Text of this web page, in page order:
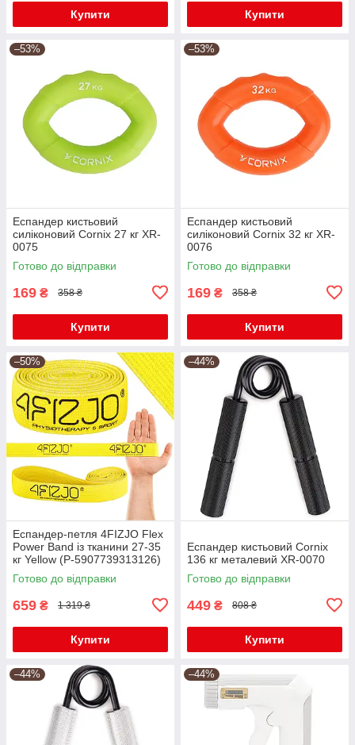
Купити Купити
–53%
Еспандер кистьовий
силіконовий Cornix 27 кг XR-
0075
Готово до відправки
169 ₴ 358 ₴
Купити
–53%
Еспандер кистьовий
силіконовий Cornix 32 кг XR-
0076
Готово до відправки
169 ₴ 358 ₴
Купити
–50%
Еспандер-петля 4FIZJO Flex
Power Band із тканини 27-35
кг Yellow (P-5907739313126)
Готово до відправки
659 ₴ 1 319 ₴
Купити
–44%
Еспандер кистьовий Cornix
136 кг металевий XR-0070
Готово до відправки
449 ₴ 808 ₴
Купити
–44% –44%